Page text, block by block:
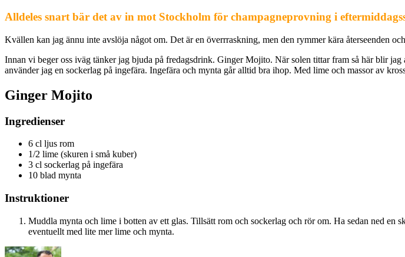
Alldeles snart bär det av in mot Stockholm för champagneprovning i
Kvällen kan jag ännu inte avslöja något om. Det är en överrraskning, men den rymmer kära återseenden
Innan vi beger oss iväg tänker jag bjuda på fredagsdrink. Ginger Mojito. När solen tittar fram så här blir
använder jag en sockerlag på ingefära. Ingefära och mynta går alltid bra ihop. Med lime och massor av
Ginger Mojito
Ingredienser
6 cl ljus rom
1/2 lime (skuren i små kuber)
3 cl sockerlag på ingefära
10 blad mynta
Instruktioner
Muddla mynta och lime i botten av ett glas. Tillsätt rom och sockerlag och rör om. Ha sedan ned en
eventuellt med lite mer lime och mynta.